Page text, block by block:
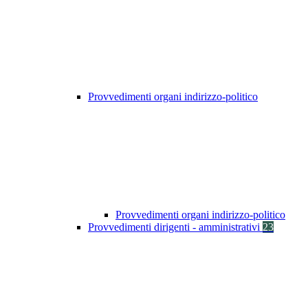
Provvedimenti organi indirizzo-politico
Provvedimenti organi indirizzo-politico
Provvedimenti dirigenti - amministrativi 23